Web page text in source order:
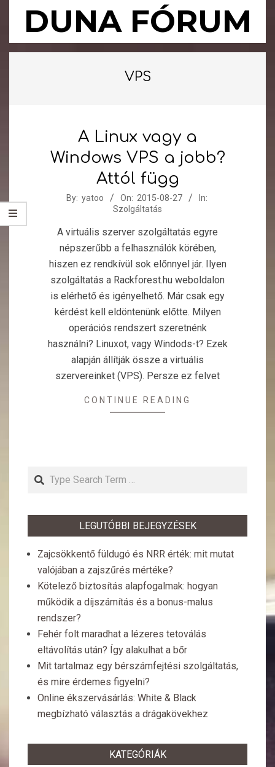
DUNA FÓRUM
Primary
VPS
A Linux vagy a
Windows VPS a jobb?
Attól függ
2015-By: yatoo On: 2015-08-27
In:
Szolgáltatás
A virtuális szerver szolgáltatás egyre
népszerűbb a felhasználók körében,
hiszen ez rendkívül sok előnnyel jár. Ilyen
szolgáltatás a Rackforest.hu weboldalon
is elérhető és igényelhető. Már csak egy
kérdést kell eldöntenünk előtte. Milyen
operációs rendszert szeretnénk
használni? Linuxot, vagy Windods-t? Ezek
alapján állítják össze a virtuális
szervereinket (VPS). Persze ez felvet
CONTINUE READING
Search
LEGUTÓBBI BEJEGYZÉSEK
Zajcsökkentő füldugó és NRR érték: mit mutat
valójában a zajszűrés mértéke?
Kötelező biztosítás alapfogalmak: hogyan
működik a díjszámítás és a bonus-malus
rendszer?
Fehér folt maradhat a lézeres tetoválás
eltávolítás után? Így alakulhat a bőr
Mit tartalmaz egy bérszámfejtési szolgáltatás,
és mire érdemes figyelni?
Online ékszervásárlás: White & Black
megbízható választás a drágakövekhez
KATEGÓRIÁK